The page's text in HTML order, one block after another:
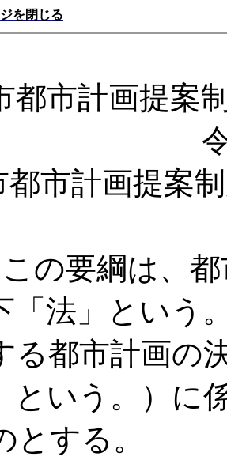
を閉じる
都市計画提案
都市計画提案
要綱は、都
「法」という
る都市計画の
という。）に
とする。